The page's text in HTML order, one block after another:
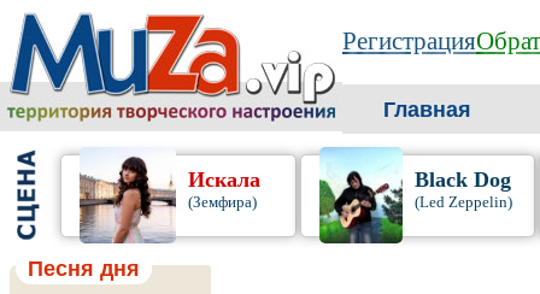
Регистрация
Главная
Искала
(Земфира)
Black Dog
(Led Zeppelin)
Песня дня